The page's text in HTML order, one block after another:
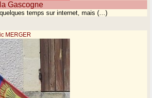
Gascogne
temps sur internet, mais (…)
MERGER